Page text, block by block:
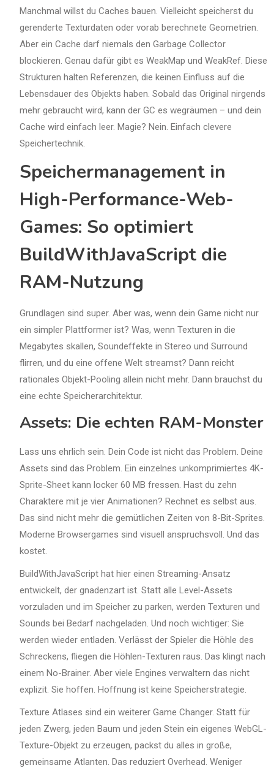
Manchmal willst du Caches bauen. Vielleicht speicherst du
gerenderte Texturdaten oder vorab berechnete Geometrien.
Aber ein Cache darf niemals den Garbage Collector
blockieren. Genau dafür gibt es WeakMap und WeakRef. Diese
Strukturen halten Referenzen, die keinen Einfluss auf die
Lebensdauer des Objekts haben. Sobald das Original nirgends
mehr gebraucht wird, kann der GC es wegräumen – und dein
Cache wird einfach leer. Magie? Nein. Einfach clevere
Speichertechnik.
Speichermanagement in
High-Performance-Web-
Games: So optimiert
BuildWithJavaScript die
RAM-Nutzung
Grundlagen sind super. Aber was, wenn dein Game nicht nur
ein simpler Plattformer ist? Was, wenn Texturen in die
Megabytes skallen, Soundeffekte in Stereo und Surround
flirren, und du eine offene Welt streamst? Dann reicht
rationales Objekt-Pooling allein nicht mehr. Dann brauchst du
eine echte Speicherarchitektur.
Assets: Die echten RAM-Monster
Lass uns ehrlich sein. Dein Code ist nicht das Problem. Deine
Assets sind das Problem. Ein einzelnes unkomprimiertes 4K-
Sprite-Sheet kann locker 60 MB fressen. Hast du zehn
Charaktere mit je vier Animationen? Rechnet es selbst aus.
Das sind nicht mehr die gemütlichen Zeiten von 8-Bit-Sprites.
Moderne Browsergames sind visuell anspruchsvoll. Und das
kostet.
BuildWithJavaScript hat hier einen Streaming-Ansatz
entwickelt, der gnadenzart ist. Statt alle Level-Assets
vorzuladen und im Speicher zu parken, werden Texturen und
Sounds bei Bedarf nachgeladen. Und noch wichtiger: Sie
werden wieder entladen. Verlässt der Spieler die Höhle des
Schreckens, fliegen die Höhlen-Texturen raus. Das klingt nach
einem No-Brainer. Aber viele Engines verwaltern das nicht
explizit. Sie hoffen. Hoffnung ist keine Speicherstrategie.
Texture Atlases sind ein weiterer Game Changer. Statt für
jeden Zwerg, jeden Baum und jeden Stein ein eigenes WebGL-
Texture-Objekt zu erzeugen, packst du alles in große,
gemeinsame Atlanten. Das reduziert Overhead. Weniger